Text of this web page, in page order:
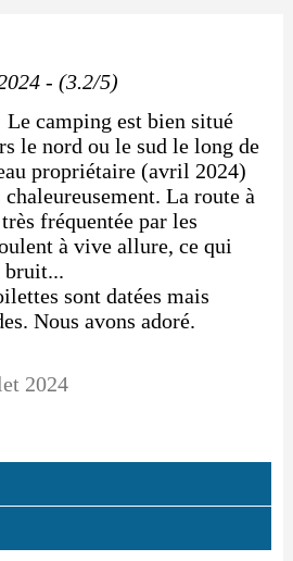
- (3.2/5)
Le camping est bien situé
le nord ou le sud le long de
propriétaire (avril 2024)
La route à
fréquentée par les
à vive allure, ce qui
bruit...
sont datées mais
Nous avons adoré.
2024